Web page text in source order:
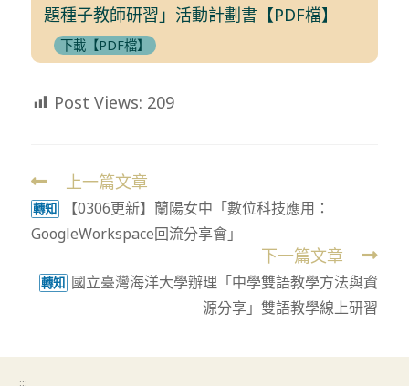
題種子教師研習」活動計劃書【PDF檔】
下載【PDF檔】
Post Views: 209
Read
more
articles
上一篇文章
轉知
【0306更新】蘭陽女中「數位科技應用：
GoogleWorkspace回流分享會」
下一篇文章
轉知 國立臺灣海洋大學辦理「中學雙語教學方法與資
源分享」雙語教學線上研習
:::